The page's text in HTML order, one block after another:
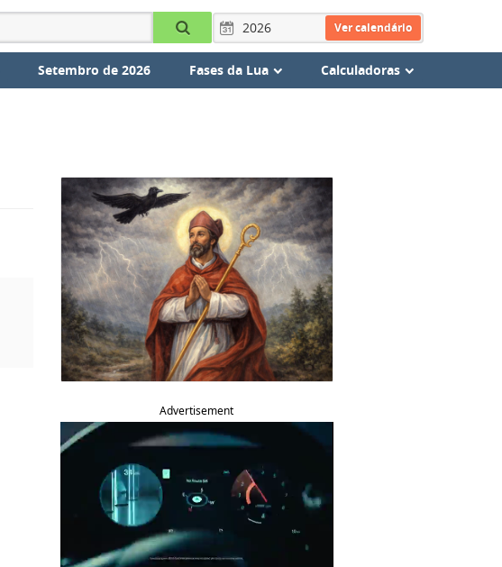
Ver calendário
Setembro de 2026 Fases da Lua Calculadoras
Advertisement